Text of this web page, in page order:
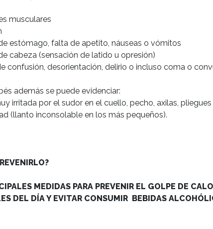
musculares
estómago, falta de apetito, náuseas o vómitos
cabeza (sensación de latido u opresión)
confusión, desorientación, delirio o incluso coma o
(llanto inconsolable en los más pequeños).
MEDIDAS PARA PREVENIR EL GOLPE DE
DEL DÍA Y EVITAR CONSUMIR  BEBIDAS